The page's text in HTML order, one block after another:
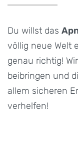
Du willst das
völlig neue Welt
genau richtig!
beibringen und
allem sicheren
verhelfen!